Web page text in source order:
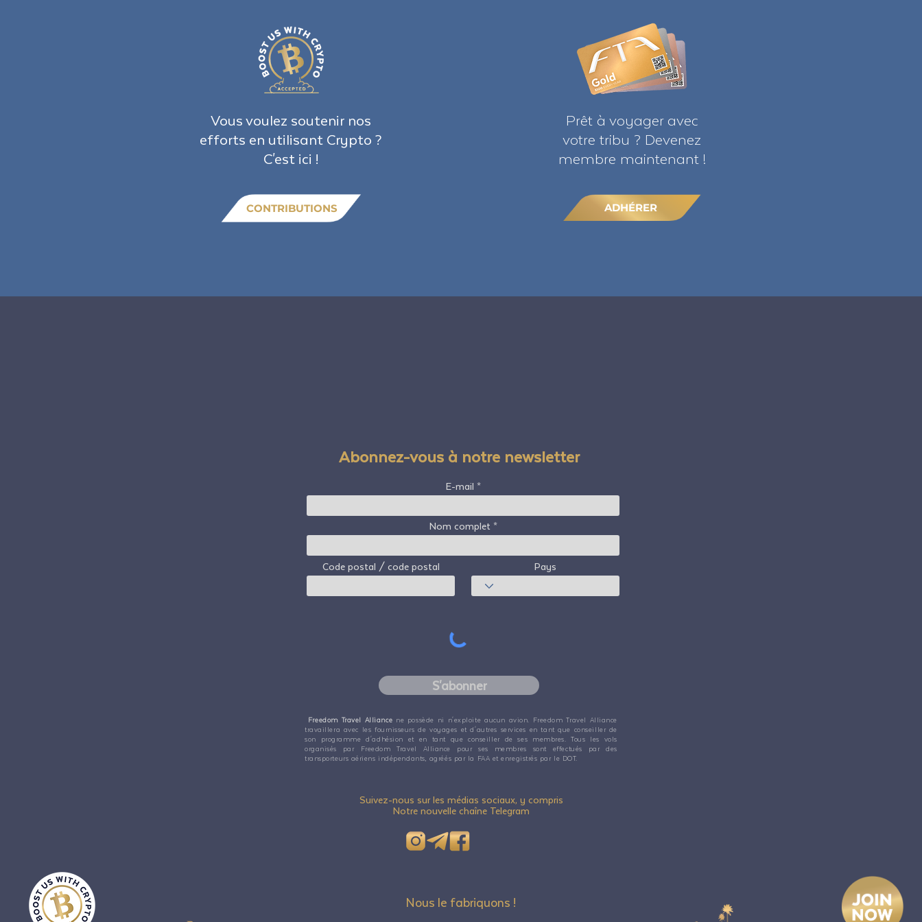
Vous voulez soutenir nos
efforts en utilisant Crypto ?
C'est ici !
CONTRIBUTIONS
Prêt à voyager avec
votre tribu ? Devenez
membre maintenant !
ADHÉRER
Abonnez-vous à notre newsletter
E-mail
Nom complet
Code postal / code postal Pays
S'abonner
Freedom Travel Alliance ne possède ni n'exploite aucun avion. Freedom Travel Alliance
travaillera avec les fournisseurs de voyages et d'autres services en tant que conseiller de
son programme d'adhésion et en tant que conseiller de ses membres. Tous les vols
organisés par Freedom Travel Alliance pour ses membres sont effectués par des
transporteurs aériens indépendants, agréés par la FAA et enregistrés par le DOT.
Suivez-nous sur les médias sociaux, y compris
Notre nouvelle chaîne Telegram
Nous le fabriquons !